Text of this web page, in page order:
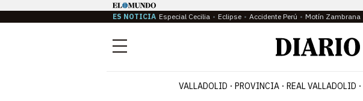
ES NOTICIA Especial Cecilia Eclipse Accidente Perú Motín Zambrana
Menú
VALLADOLID PROVINCIA REAL VALLADOLID